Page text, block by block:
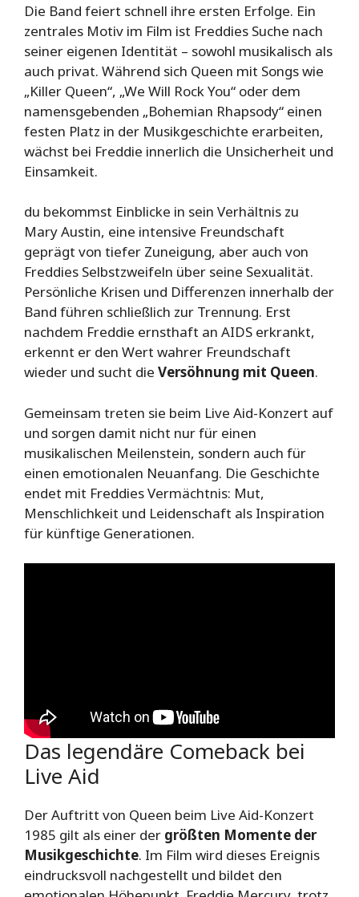
Die Band feiert schnell ihre ersten Erfolge. Ein
zentrales Motiv im Film ist Freddies Suche nach
seiner eigenen Identität – sowohl musikalisch als
auch privat. Während sich Queen mit Songs wie
„Killer Queen“, „We Will Rock You“ oder dem
namensgebenden „Bohemian Rhapsody“ einen
festen Platz in der Musikgeschichte erarbeiten,
wächst bei Freddie innerlich die Unsicherheit und
Einsamkeit.
du bekommst Einblicke in sein Verhältnis zu
Mary Austin, eine intensive Freundschaft
geprägt von tiefer Zuneigung, aber auch von
Freddies Selbstzweifeln über seine Sexualität.
Persönliche Krisen und Differenzen innerhalb der
Band führen schließlich zur Trennung. Erst
nachdem Freddie ernsthaft an AIDS erkrankt,
erkennt er den Wert wahrer Freundschaft
wieder und sucht die Versöhnung mit Queen.
Gemeinsam treten sie beim Live Aid-Konzert auf
und sorgen damit nicht nur für einen
musikalischen Meilenstein, sondern auch für
einen emotionalen Neuanfang. Die Geschichte
endet mit Freddies Vermächtnis: Mut,
Menschlichkeit und Leidenschaft als Inspiration
für künftige Generationen.
Das legendäre Comeback bei
Live Aid
Der Auftritt von Queen beim Live Aid-Konzert
1985 gilt als einer der größten Momente der
Musikgeschichte. Im Film wird dieses Ereignis
eindrucksvoll nachgestellt und bildet den